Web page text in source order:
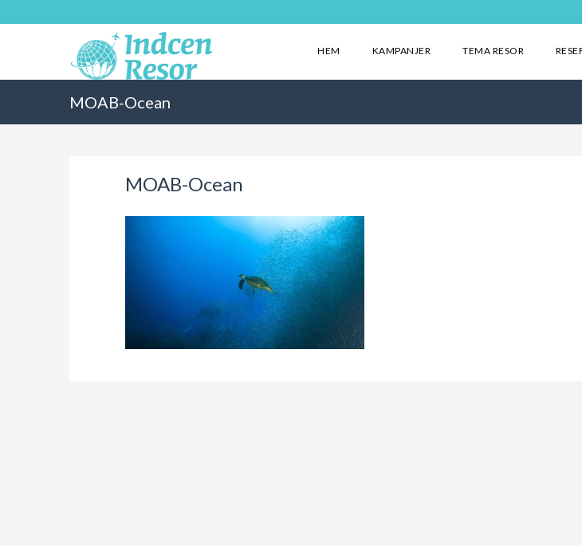
HEM KAMPANJER TEMA RESOR
MOAB-Ocean
MOAB-Ocean